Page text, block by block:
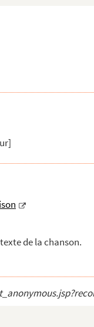
de la chanson.